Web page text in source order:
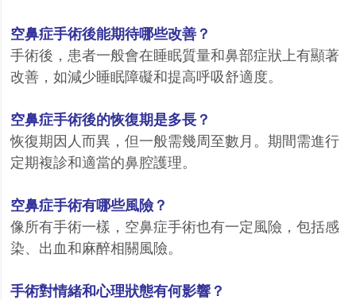
空鼻症手術後能期待哪些改善？
手術後，患者一般會在睡眠質量和鼻部症狀上有顯著
改善，如減少睡眠障礙和提高呼吸舒適度。
空鼻症手術後的恢復期是多長？
恢復期因人而異，但一般需幾周至數月。期間需進行
定期複診和適當的鼻腔護理。
空鼻症手術有哪些風險？
像所有手術一樣，空鼻症手術也有一定風險，包括感
染、出血和麻醉相關風險。
手術對情緒和心理狀態有何影響？